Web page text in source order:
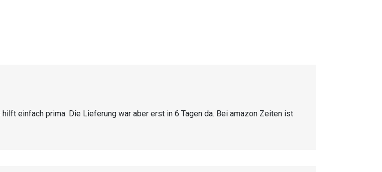
einfach prima. Die Lieferung war aber erst in 6 Tagen da. Bei amazon Zeiten ist